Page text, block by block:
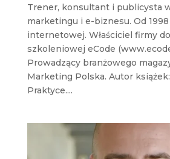
Trener, konsultant i publicysta
marketingu i e-biznesu. Od
internetowej. Właściciel firmy
szkoleniowej eCode
Prowadzący branżowego
Marketing Polska. Autor
Praktyce....